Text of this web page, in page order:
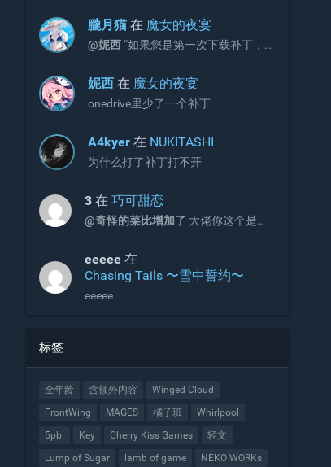
朧月猫 在 魔女的夜宴
@妮西“如果您是第一次下载补丁，
额外下载增益更新补丁。”
妮西 在 魔女的夜宴
onedrive里少了一个补丁
A4kyer 在 NUKITASHI
为什么打了补丁打不开
3 在巧可甜恋
@奇怪的菜比增加了
eeeee 在
Chasing Tails 〜雪中誓约〜
eeeee
标签
全年龄 含额外内容
Winged Cloud
FrontWing
MAGES 橘子班
Whirlpool
5pb.
Key Cherry Kiss Games
轻文
Lump of Sugar
lamb of game
NEKO WORKs